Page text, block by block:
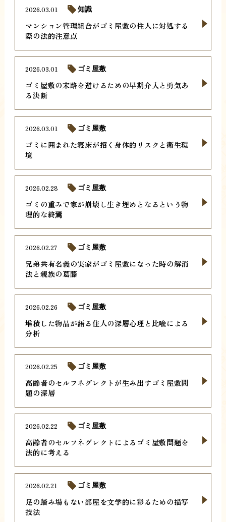
マンション管理組合がゴミ屋敷の住人に対処する
際の法的注意点
2026.03.01 知識
ゴミ屋敷の末路を避けるための早期介入と勇気あ
る決断
2026.03.01 ゴミ屋敷
ゴミに囲まれた寝床が招く身体的リスクと衛生環
境
2026.03.01 ゴミ屋敷
ゴミの重みで家が崩壊し生き埋めとなるという物
理的な終焉
2026.02.28 ゴミ屋敷
兄弟共有名義の実家がゴミ屋敷になった時の解消
法と親族の葛藤
2026.02.27 ゴミ屋敷
堆積した物品が語る住人の深層心理と比喩による
分析
2026.02.26 ゴミ屋敷
高齢者のセルフネグレクトが生み出すゴミ屋敷問
題の深層
2026.02.25 ゴミ屋敷
高齢者のセルフネグレクトによるゴミ屋敷問題を
法的に考える
2026.02.22 ゴミ屋敷
足の踏み場もない部屋を文学的に彩るための描写
技法
2026.02.21 ゴミ屋敷